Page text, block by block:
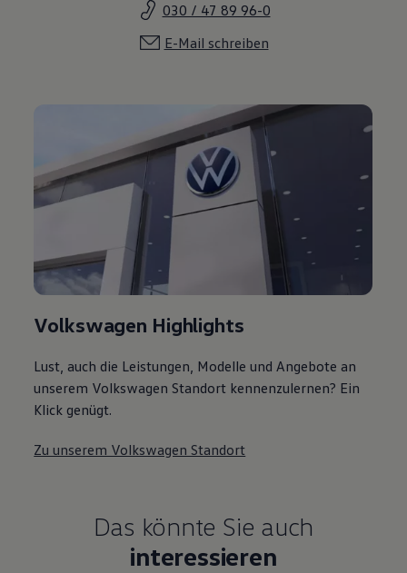
030 / 47 89 96-0
E-Mail schreiben
Volkswagen Highlights
Lust, auch die Leistungen, Modelle und Angebote an
unserem Volkswagen Standort kennenzulernen? Ein
Klick genügt.
Zu unserem Volkswagen Standort
Das könnte Sie auch
interessieren